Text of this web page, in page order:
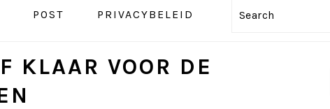
POST PRIVACYBELEID Search
KLAAR VOOR DE